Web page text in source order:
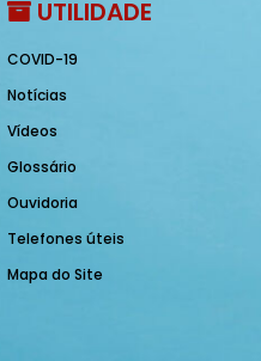
UTILIDADE
COVID-19
Notícias
Vídeos
Glossário
Ouvidoria
Telefones úteis
Mapa do Site